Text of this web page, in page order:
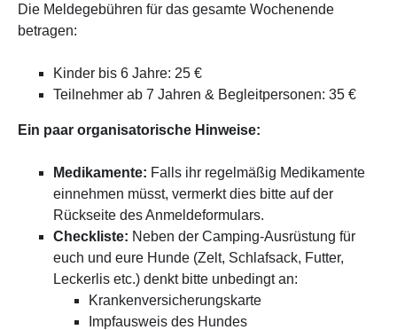
Die Meldegebühren für das gesamte Wochenende
betragen:
Kinder bis 6 Jahre: 25 €
Teilnehmer ab 7 Jahren & Begleitpersonen: 35 €
Ein paar organisatorische Hinweise:
Medikamente: Falls ihr regelmäßig Medikamente
einnehmen müsst, vermerkt dies bitte auf der
Rückseite des Anmeldeformulars.
Checkliste: Neben der Camping-Ausrüstung für
euch und eure Hunde (Zelt, Schlafsack, Futter,
Leckerlis etc.) denkt bitte unbedingt an:
Krankenversicherungskarte
Impfausweis des Hundes